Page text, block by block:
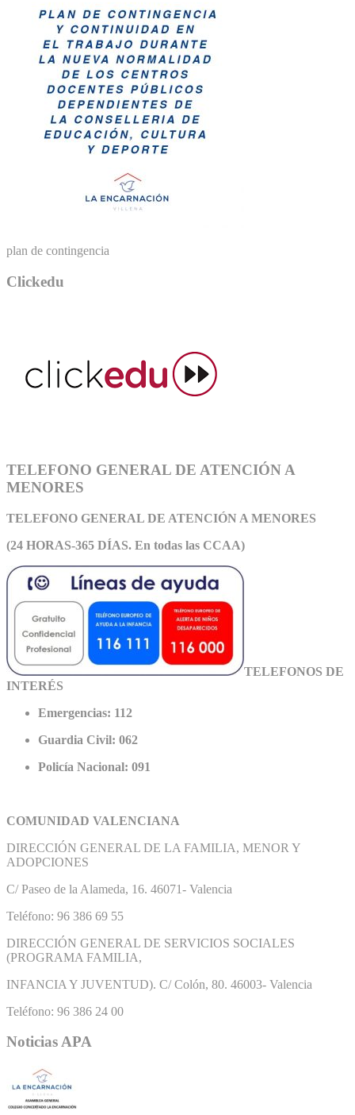
plan de contingencia
Clickedu
TELEFONO GENERAL DE ATENCIÓN A
MENORES
TELEFONO GENERAL DE ATENCIÓN A MENORES
(24 HORAS-365 DÍAS. En todas las CCAA)
TELEFONOS DE
INTERÉS
Emergencias: 112
Guardia Civil: 062
Policía Nacional: 091
COMUNIDAD VALENCIANA
DIRECCIÓN GENERAL DE LA FAMILIA, MENOR Y
ADOPCIONES
C/ Paseo de la Alameda, 16. 46071- Valencia
Teléfono: 96 386 69 55
DIRECCIÓN GENERAL DE SERVICIOS SOCIALES
(PROGRAMA FAMILIA,
INFANCIA Y JUVENTUD). C/ Colón, 80. 46003- Valencia
Teléfono: 96 386 24 00
Noticias APA